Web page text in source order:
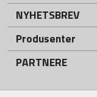
NYHETSBREV
Produsenter
PARTNERE